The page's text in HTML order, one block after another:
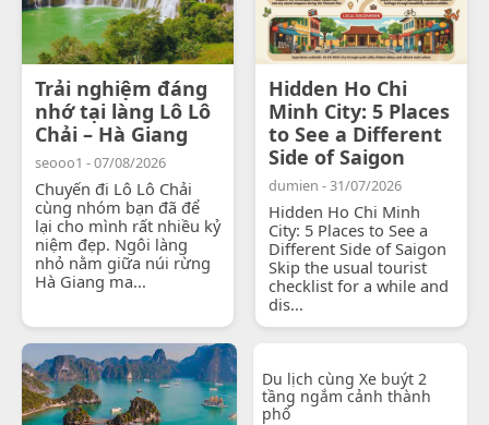
Trải nghiệm đáng
nhớ tại làng Lô Lô
Chải – Hà Giang
seooo1 - 07/08/2026
Chuyến đi Lô Lô Chải
cùng nhóm bạn đã để
lại cho mình rất nhiều kỷ
niệm đẹp. Ngôi làng
nhỏ nằm giữa núi rừng
Hà Giang ma...
Hidden Ho Chi
Minh City: 5 Places
to See a Different
Side of Saigon
dumien - 31/07/2026
Hidden Ho Chi Minh
City: 5 Places to See a
Different Side of Saigon
Skip the usual tourist
checklist for a while and
dis...
Du lịch cùng Xe buýt 2
tầng ngắm cảnh thành
phố